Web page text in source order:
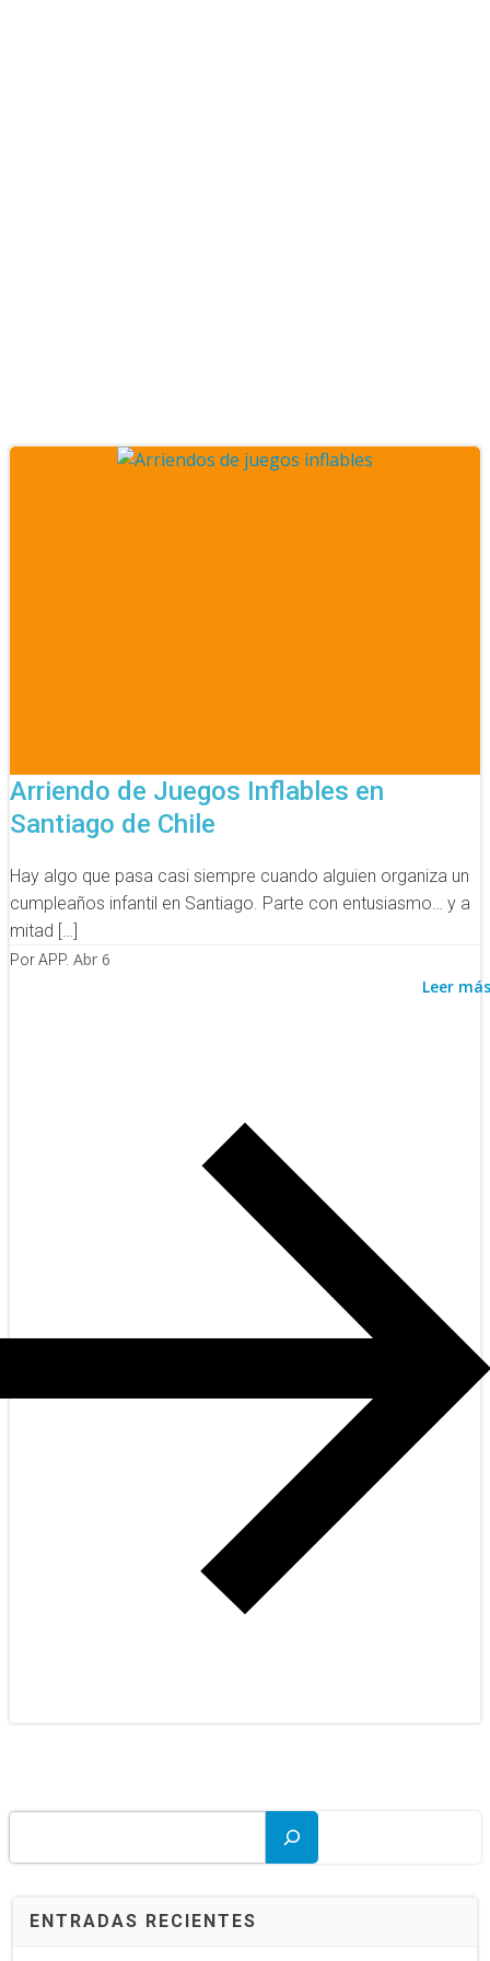
Arriendo de Juegos Inflables en
Santiago de Chile
Hay algo que pasa casi siempre cuando alguien organiza un
cumpleaños infantil en Santiago. Parte con entusiasmo… y a
mitad […]
Por APP. Abr 6
Leer más
ENTRADAS RECIENTES